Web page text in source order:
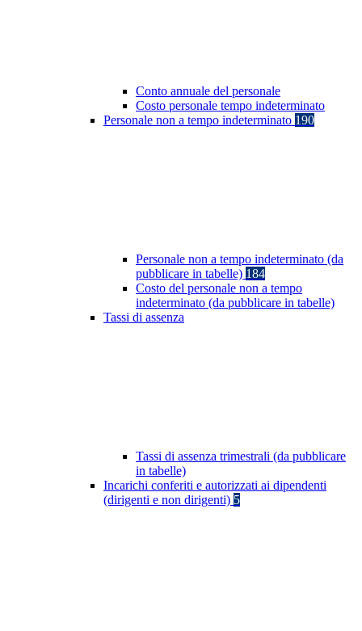
Conto annuale del personale
Costo personale tempo indeterminato
Personale non a tempo indeterminato 190
Personale non a tempo indeterminato (da
pubblicare in tabelle) 184
Costo del personale non a tempo
indeterminato (da pubblicare in tabelle)
Tassi di assenza
Tassi di assenza trimestrali (da pubblicare
in tabelle)
Incarichi conferiti e autorizzati ai dipendenti
(dirigenti e non dirigenti) 5